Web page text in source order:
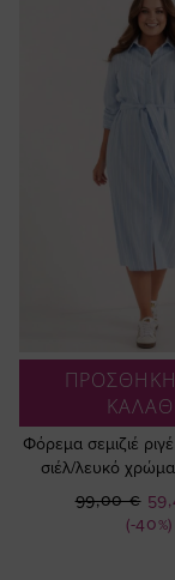
Φόρεμα σεμιζιέ
σιέλ/λευκό
(-40%)
Τιμή
99,00 €